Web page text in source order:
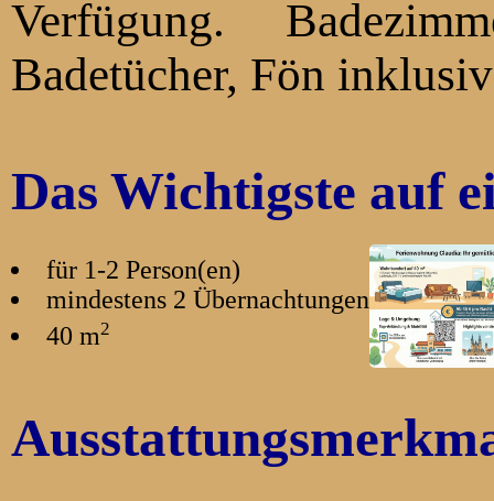
Verfügung. Badezimmer DU/WC,
Badetücher, Fön
Das Wichtigste auf
für 1-2 Person(en)
mindestens 2 Übernachtungen
40 m2